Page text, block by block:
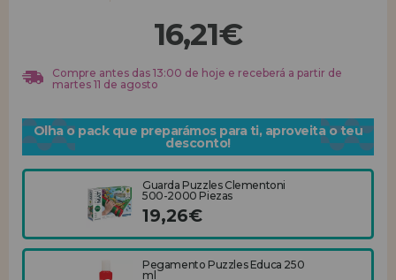
REGISTRO DE REVENDEDOR
16,21€
Compre antes das 13:00 de hoje e receberá a partir de
martes 11 de agosto
Olha o pack que preparámos para ti, aproveita o teu
desconto!
Guarda Puzzles Clementoni
500-2000 Piezas
19,26€
Pegamento Puzzles Educa 250
ml